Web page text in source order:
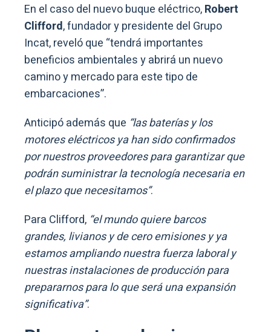
En el caso del nuevo buque eléctrico,Robert
Clifford, fundador y presidente del Grupo
Incat, reveló que “tendrá importantes
beneficios ambientales y abrirá un nuevo
camino y mercado para este tipo de
embarcaciones”.
Anticipó además que “las baterías y los
motores eléctricos ya han sido confirmados
por nuestros proveedores para garantizar que
podrán suministrar la tecnología necesaria en
el plazo que necesitamos”.
Para Clifford, “el mundo quiere barcos
grandes, livianos y de cero emisiones y ya
estamos ampliando nuestra fuerza laboral y
nuestras instalaciones de producción para
prepararnos para lo que será una expansión
significativa”.